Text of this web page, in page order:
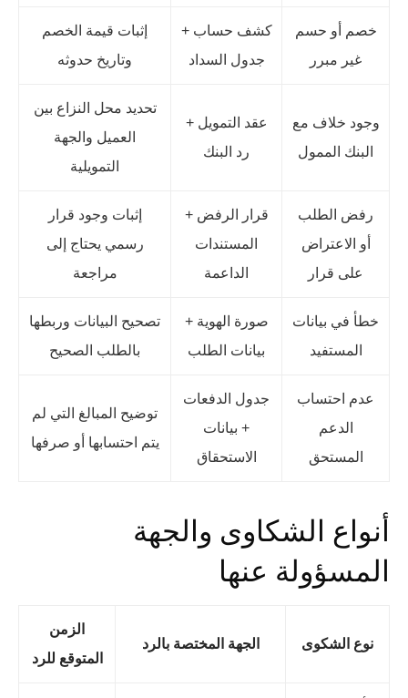
خصم أو حسم
غير مبرر
كشف حساب +
جدول السداد
إثبات قيمة الخصم
وتاريخ حدوثه
وجود خلاف مع
البنك الممول
عقد التمويل +
رد البنك
تحديد محل النزاع بين
العميل والجهة
التمويلية
رفض الطلب
أو الاعتراض
على قرار
قرار الرفض +
المستندات
الداعمة
إثبات وجود قرار
رسمي يحتاج إلى
مراجعة
خطأ في بيانات
المستفيد
صورة الهوية +
بيانات الطلب
تصحيح البيانات وربطها
بالطلب الصحيح
عدم احتساب
الدعم
المستحق
جدول الدفعات
+ بيانات
الاستحقاق
توضيح المبالغ التي لم
يتم احتسابها أو صرفها
أنواع الشكاوى والجهة
المسؤولة عنها
نوع الشكوى الجهة المختصة بالرد
الزمن
المتوقع للرد